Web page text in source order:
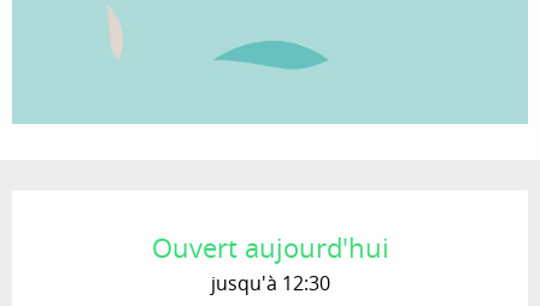
Ouvert aujourd'hui
jusqu'à 12:30